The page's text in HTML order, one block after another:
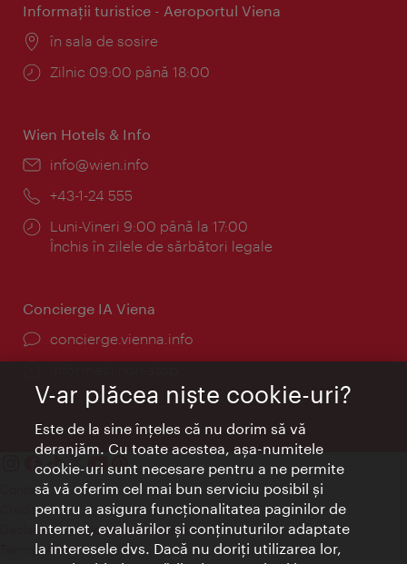
Informaţii turistice - Aeroportul Viena
Locul:
în sala de sosire
Program:
Zilnic 09:00 până 18:00
Wien Hotels & Info
E-
info@wien.info
Telefon:
+43-1-24 555
Program:
Luni-Vineri 9:00 până la 17:00
Închis în zilele de sărbători legale
Concierge IA Viena
concierge.vienna.info
Contact
Credits
Declaraţie privind protecţia datelor
Terms of Use
V-ar plăcea nişte cookie-uri?
Este de la sine înţeles că nu dorim să vă
deranjăm. Cu toate acestea, aşa-numitele
cookie-uri sunt necesare pentru a ne permite
să vă oferim cel mai bun serviciu posibil şi
pentru a asigura funcţionalitatea paginilor de
Internet, evaluărilor şi conţinuturilor adaptate
la interesele dvs. Dacă nu doriţi utilizarea lor,